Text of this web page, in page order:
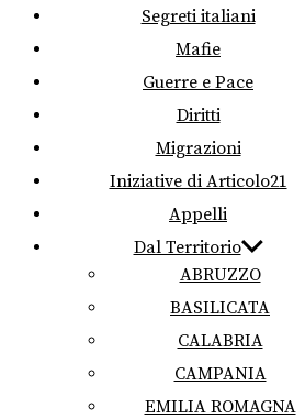
Segreti italiani
Mafie
Guerre e Pace
Diritti
Migrazioni
Iniziative di Articolo21
Appelli
Dal Territorio
ABRUZZO
BASILICATA
CALABRIA
CAMPANIA
EMILIA ROMAGNA